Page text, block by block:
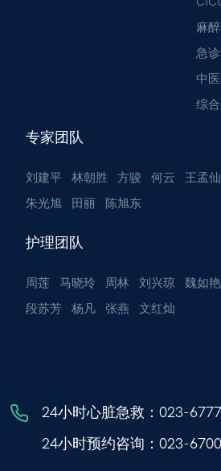
麻
急
中
综
专家团队
刘建平 林朝胜 方骏 何云 王孟仙
朱光旭
田丽 陈旭东
护理团队
周莲 马晓玲 周林 刘兴琼 魏如艳
段苏芳
杨凡 张燕 文红灿
24小时心脏急救： 023-
24小时预约咨询： 023-